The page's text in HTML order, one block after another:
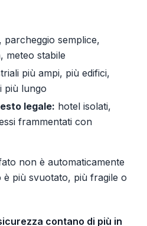
parcheggio semplice,
meteo stabile
più ampi, più edifici,
più lungo
legale: hotel isolati,
frammentati con
non è automaticamente
più svuotato, più fragile o
contano di più in